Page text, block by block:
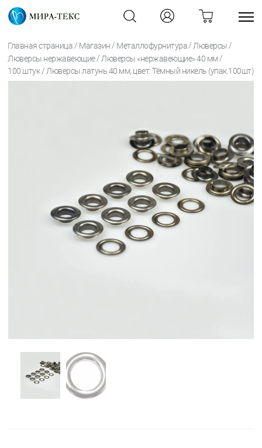
Главная страница / Магазин / Металлофурнитура / Люверсы /
Люверсы нержавеющие / Люверсы «нержавеющие» 40 мм /
100 штук /Люверсы латунь 40 мм, цвет: Тёмный никель (упак.100шт)